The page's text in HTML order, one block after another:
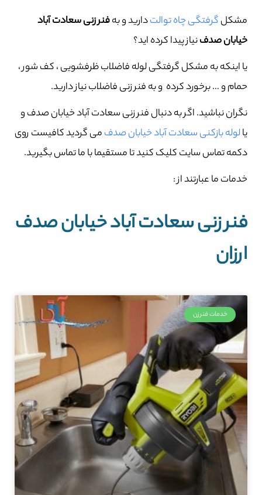
مشکلگرفتگی چاه توالتدارید و بهفنر زنی سعادت آباد
خیابان صدفنیاز پیدا کرده اید؟
یا اینکه به مشکل گرفتگی لوله فاضلاب ظرفشویی ، کف شور ،
حمام و … برخورد کرده و به فنر زنی فاضلاب نیاز دارید.
نگران نباشید. اگر به دنبال فنر زنی سعادت آباد خیابان صدف و
یالوله بازکنی سعادت آباد خیابان صدفمی گردید کافیست روی
دکمه تماس سایت کلیک کنید تا مستقیما با ما تماس بگیرید.
خدمات ما عبارتند از :
فنر زنی سعادت آباد خیابان صدف
ارزان
خدمات فنرزن